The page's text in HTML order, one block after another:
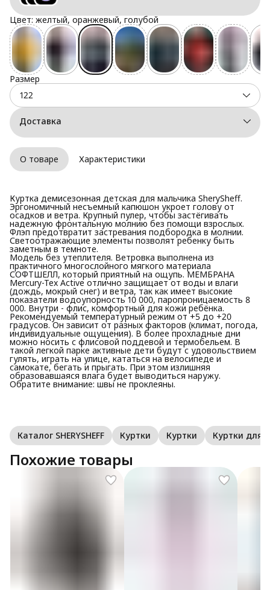
Цвет: желтый, оранжевый, голубой
Размер
122
Доставка
О товаре Характеристики
Куртка демисезонная детская для мальчика SherySheff.
Эргономичный несъемный капюшон укроет голову от
осадков и ветра. Крупный пулер, чтобы застёгивать
надежную фронтальную молнию без помощи взрослых.
Флэп предотвратит застревания подбородка в молнии.
Светоотражающие элементы позволят ребенку быть
заметным в темноте.
Модель без утеплителя. Ветровка выполнена из
практичного многослойного мягкого материала
СОФТШЕЛЛ, который приятный на ощупь. МЕМБРАНА
Mercury-Tex Active отлично защищает от воды и влаги
(дождь, мокрый снег) и ветра, так как имеет высокие
показатели водоупорность 10 000, паропроницаемость 8
000. Внутри - флис, комфортный для кожи ребёнка.
Рекомендуемый температурный режим от +5 до +20
градусов. Он зависит от разных факторов (климат, погода,
индивидуальные ощущения). В более прохладные дни
можно носить с флисовой поддевой и термобельем. В
такой легкой парке активные дети будут с удовольствием
гулять, играть на улице, кататься на велосипеде и
самокате, бегать и прыгать. При этом излишняя
образовавшаяся влага будет выводиться наружу.
Обратите внимание: швы не проклеяны.
Каталог SHERYSHEFF Куртки Куртки Куртки для
Похожие товары